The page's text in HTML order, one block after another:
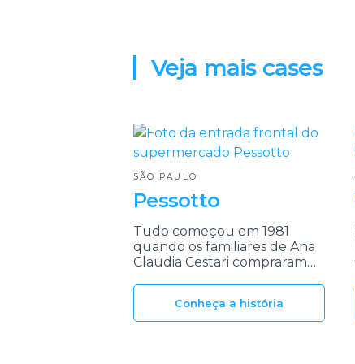
Veja mais cases
SÃO PAULO
Pessotto
Tudo começou em 1981
quando os familiares de Ana
Claudia Cestari compraram
Fernandópolis, interior de
São Paulo. Em 2017, quando
Conheça a história